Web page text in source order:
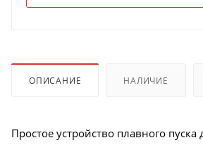
ОПИСАНИЕ НАЛИЧИЕ
Простое устройство плавного пуска